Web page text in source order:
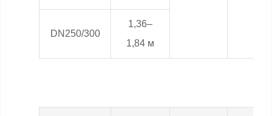
DN250/300
1,36–
1,84 м